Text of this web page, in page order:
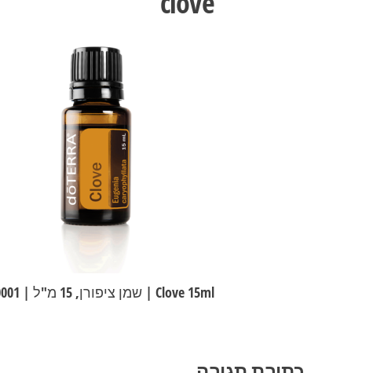
Clove 15ml | שמן ציפורן, 15 מ"ל | 30040001